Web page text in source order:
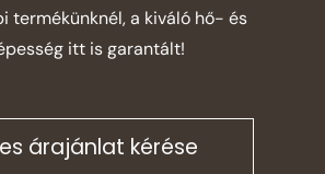
termékünknél, a kiváló hő- és
itt is garantált!
árajánlat kérése